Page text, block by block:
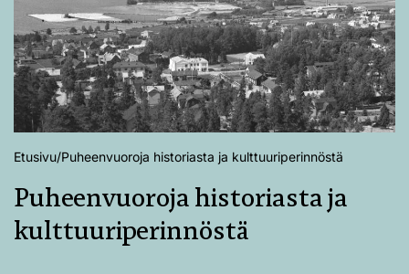
Etusivu/Puheenvuoroja historiasta ja kulttuuriperinnöstä
Puheenvuoroja historiasta ja
kulttuuriperinnöstä